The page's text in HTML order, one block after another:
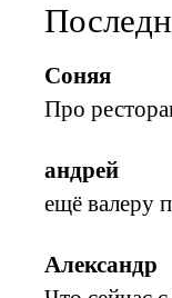
Соняя
Про
андрей
ещё валеру
Александр